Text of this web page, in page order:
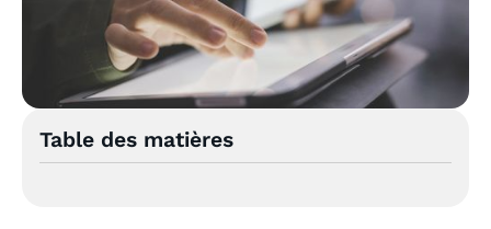
Table des matières